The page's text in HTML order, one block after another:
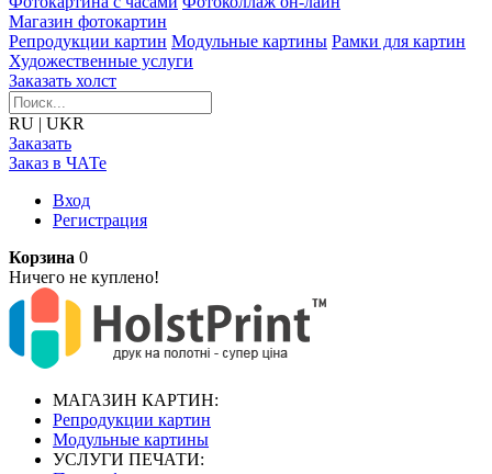
Магазин фотокартин
Репродукции картин Модульные картины Рамки для картин
Художественные услуги
Заказать холст
RU | UKR
Заказать
Заказ в ЧАТе
Вход
Регистрация
Корзина 0
Ничего не куплено!
МАГАЗИН КАРТИН:
Репродукции картин
Модульные картины
УСЛУГИ ПЕЧАТИ: